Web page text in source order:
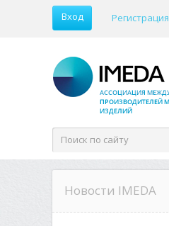
Вход Регистрация
Новости IMEDA